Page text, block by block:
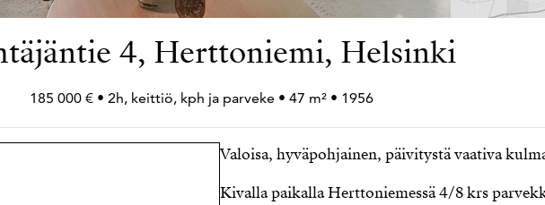
4, Herttoniemi, Helsinki
185 000 € • 2h, keittiö, kph ja parveke • 47 m² • 1956
Valoisa, hyväpohjainen, päivitystä vaativa
Kivalla paikalla Herttoniemessä 4/8 krs